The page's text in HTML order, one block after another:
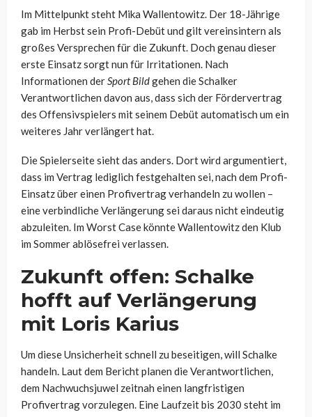
Im Mittelpunkt steht Mika Wallentowitz. Der 18-Jährige
gab im Herbst sein Profi-Debüt und gilt vereinsintern als
großes Versprechen für die Zukunft. Doch genau dieser
erste Einsatz sorgt nun für Irritationen. Nach
Informationen derSport Bildgehen die Schalker
Verantwortlichen davon aus, dass sich der Fördervertrag
des Offensivspielers mit seinem Debüt automatisch um ein
weiteres Jahr verlängert hat.
Die Spielerseite sieht das anders. Dort wird argumentiert,
dass im Vertrag lediglich festgehalten sei, nach dem Profi-
Einsatz über einen Profivertrag verhandeln zu wollen –
eine verbindliche Verlängerung sei daraus nicht eindeutig
abzuleiten. Im Worst Case könnte Wallentowitz den Klub
im Sommer ablösefrei verlassen.
Zukunft offen: Schalke
hofft auf Verlängerung
mit Loris Karius
Um diese Unsicherheit schnell zu beseitigen, will Schalke
handeln. Laut dem Bericht planen die Verantwortlichen,
dem Nachwuchsjuwel zeitnah einen langfristigen
Profivertrag vorzulegen. Eine Laufzeit bis 2030 steht im